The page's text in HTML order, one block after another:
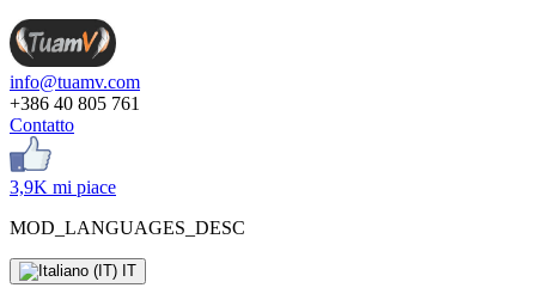
info@tuamv.com
+386 40 805 761
Contatto
3,9K mi piace
MOD_LANGUAGES_DESC
IT